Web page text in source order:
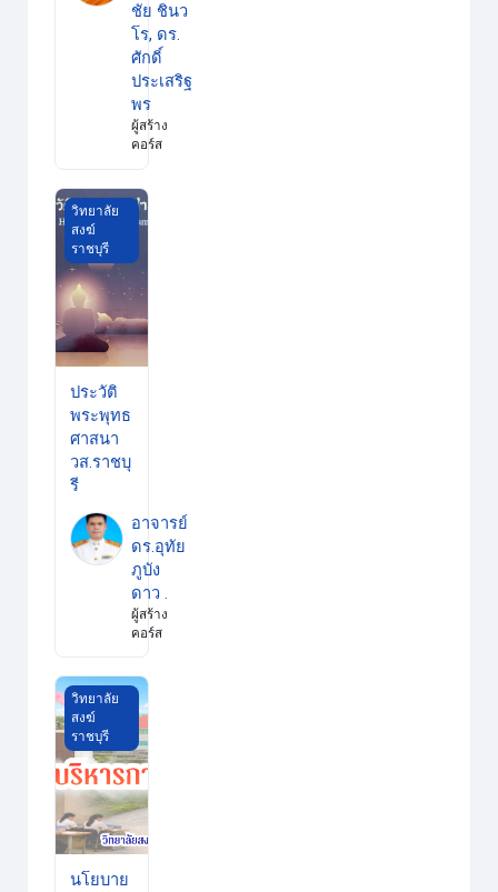
ชัย ชินว
โร, ดร.
ศักดิ์
ประเสริฐ
พร
ผู้สร้าง
คอร์ส
ประวัติพระพุทธศาสนา วส.ราชบุรี
วิทยาลัย
สงฆ์
ราชบุรี
ประวัติ
พระพุทธ
ศาสนา
วส.ราชบุ
รี
อาจารย์
ดร.อุทัย
ภูบัง
ดาว .
ผู้สร้าง
คอร์ส
นโยบายและหลักการบริหารการศึกษา (Policy and Principle
วิทยาลัย
สงฆ์
ราชบุรี
นโยบาย